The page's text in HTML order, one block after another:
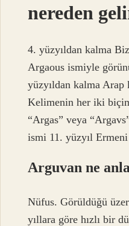
nereden
4. yüzyıldan kalma
Argaous ismiyle
yüzyıldan kalma Arap
Kelimenin her iki
“Argas” veya
ismi 11. yüzyıl
Arguvan ne
Nüfus. Görüldüğü
yıllara göre hızlı bir